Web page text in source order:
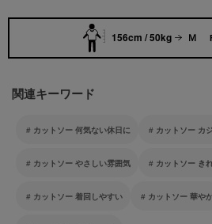
156cm / 50kg Ｍ
関連キーワード
カットソー 何気ない休日に カットソー カ
カットソー やさしい雰囲気 カットソー き
カットソー 着回しやすい カットソー 華や